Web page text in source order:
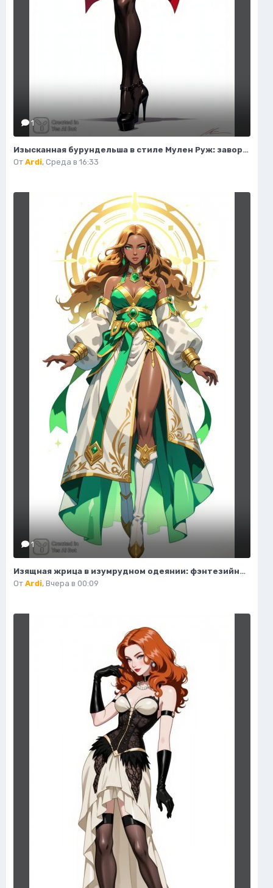
1
Изысканная бурундельша в стиле Мулен Руж: завораживающая мода и красота. Генерация из нейронной сети Flux 1
От Ardi, Среда в 16:33
1
Изящная жрица в изумрудном одеянии: фэнтезийный портрет. Картинка из нейронной сети Flux.1
От Ardi, Вчера в 00:09